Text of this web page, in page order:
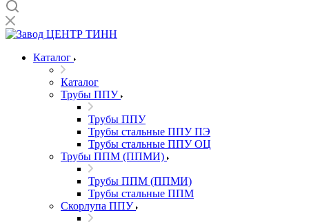
Каталог
Каталог
Трубы ППУ
Трубы ППУ
Трубы стальные ППУ ПЭ
Трубы стальные ППУ ОЦ
Трубы ППМ (ППМИ)
Трубы ППМ (ППМИ)
Трубы стальные ППМ
Скорлупа ППУ